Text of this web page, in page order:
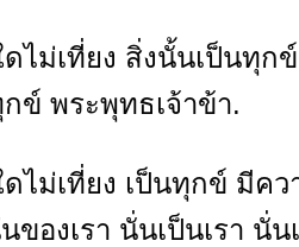
ไม่เที่ยง สิ่งนั้นเป็นทุก
ข์ พระพุทธเจ้าข้า.
ไม่เที่ยง เป็นทุกข์ มีค
ของเรา นั่นเป็นเรา นั่น